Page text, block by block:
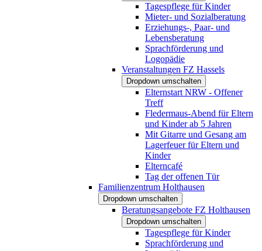
Tagespflege für Kinder
Mieter- und Sozialberatung
Erziehungs-, Paar- und
Lebensberatung
Sprachförderung und
Logopädie
Veranstaltungen FZ Hassels
Dropdown umschalten
Elternstart NRW - Offener
Treff
Fledermaus-Abend für Eltern
und Kinder ab 5 Jahren
Mit Gitarre und Gesang am
Lagerfeuer für Eltern und
Kinder
Elterncafé
Tag der offenen Tür
Familienzentrum Holthausen
Dropdown umschalten
Beratungsangebote FZ Holthausen
Dropdown umschalten
Tagespflege für Kinder
Sprachförderung und